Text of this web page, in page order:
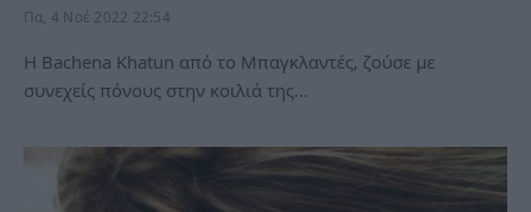
Πα, 4 Νοέ 2022 22:54
H Bachena Khatun από το Μπαγκλαντές, ζούσε με
συνεχείς πόνους στην κοιλιά της…